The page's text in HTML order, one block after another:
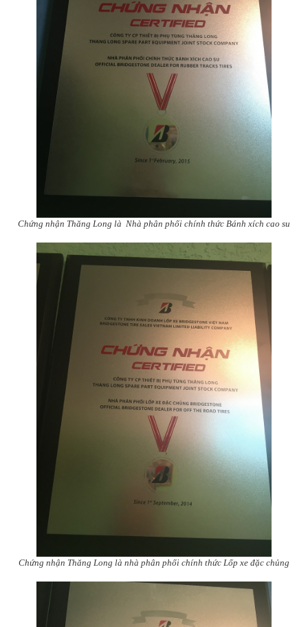
Chứng nhận Thăng Long là Nhà phân phối chính thức Bánh xích cao su
Chứng nhận Thăng Long là nhà phân phối chính thức Lốp xe đặc chủng